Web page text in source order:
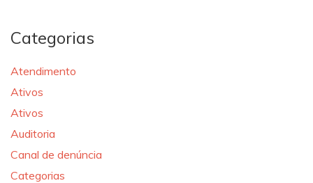
Categorias
Atendimento
Ativos
Ativos
Auditoria
Canal de denúncia
Categorias